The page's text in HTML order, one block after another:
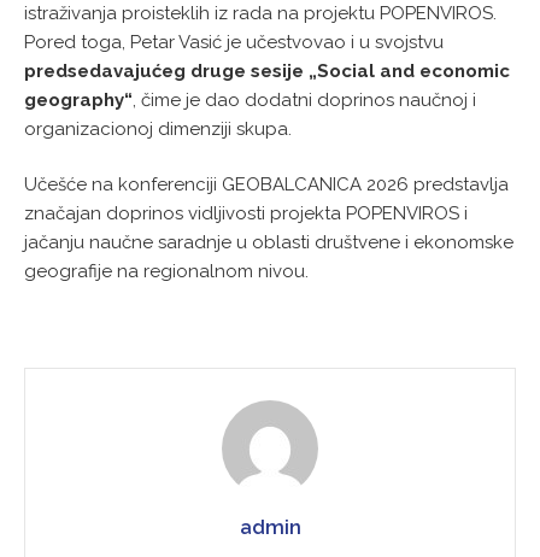
istraživanja proisteklih iz rada na projektu POPENVIROS.
Pored toga, Petar Vasić je učestvovao i u svojstvu
predsedavajućeg druge sesije „Social and economic
geography“ , čime je dao dodatni doprinos naučnoj i
organizacionoj dimenziji skupa.
Učešće na konferenciji GEOBALCANICA 2026 predstavlja
značajan doprinos vidljivosti projekta POPENVIROS i
jačanju naučne saradnje u oblasti društvene i ekonomske
geografije na regionalnom nivou.
admin